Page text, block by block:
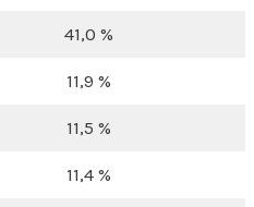
41,0 %
11,9 %
11,5 %
11,4 %